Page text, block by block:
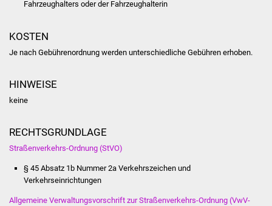
Volkshochschule
Fahrzeughalters oder der Fahrzeughalterin
KOSTEN
Je nach Gebührenordnung werden unterschiedliche Gebühren erhoben.
HINWEISE
keine
RECHTSGRUNDLAGE
Straßenverkehrs-Ordnung (StVO)
§ 45 Absatz 1b Nummer 2a Verkehrszeichen und
Verkehrseinrichtungen
Allgemeine Verwaltungsvorschrift zur Straßenverkehrs-Ordnung (VwV-